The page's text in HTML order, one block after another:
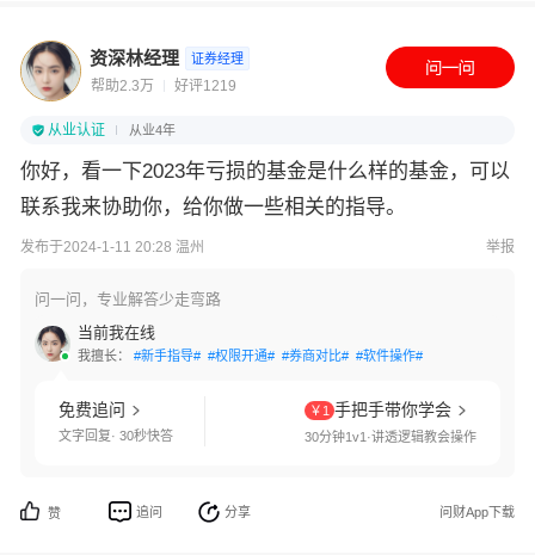
资深林经理 证券经理
帮助2.3万 好评1219
从业认证 从业4年
你好，看一下2023年亏损的基金是什么样的基金，可以
联系我来协助你，给你做一些相关的指导。
发布于2024-1-11 20:28 温州 举报
问一问，专业解答少走弯路
当前我在线
我擅长： #新手指导# #权限开通# #券商对比# #软件操作#
免费追问
文字回复· 30秒快答
￥1 手把手带你学会
30分钟1v1·讲透逻辑教会操作
赞 追问 分享 问财App下载